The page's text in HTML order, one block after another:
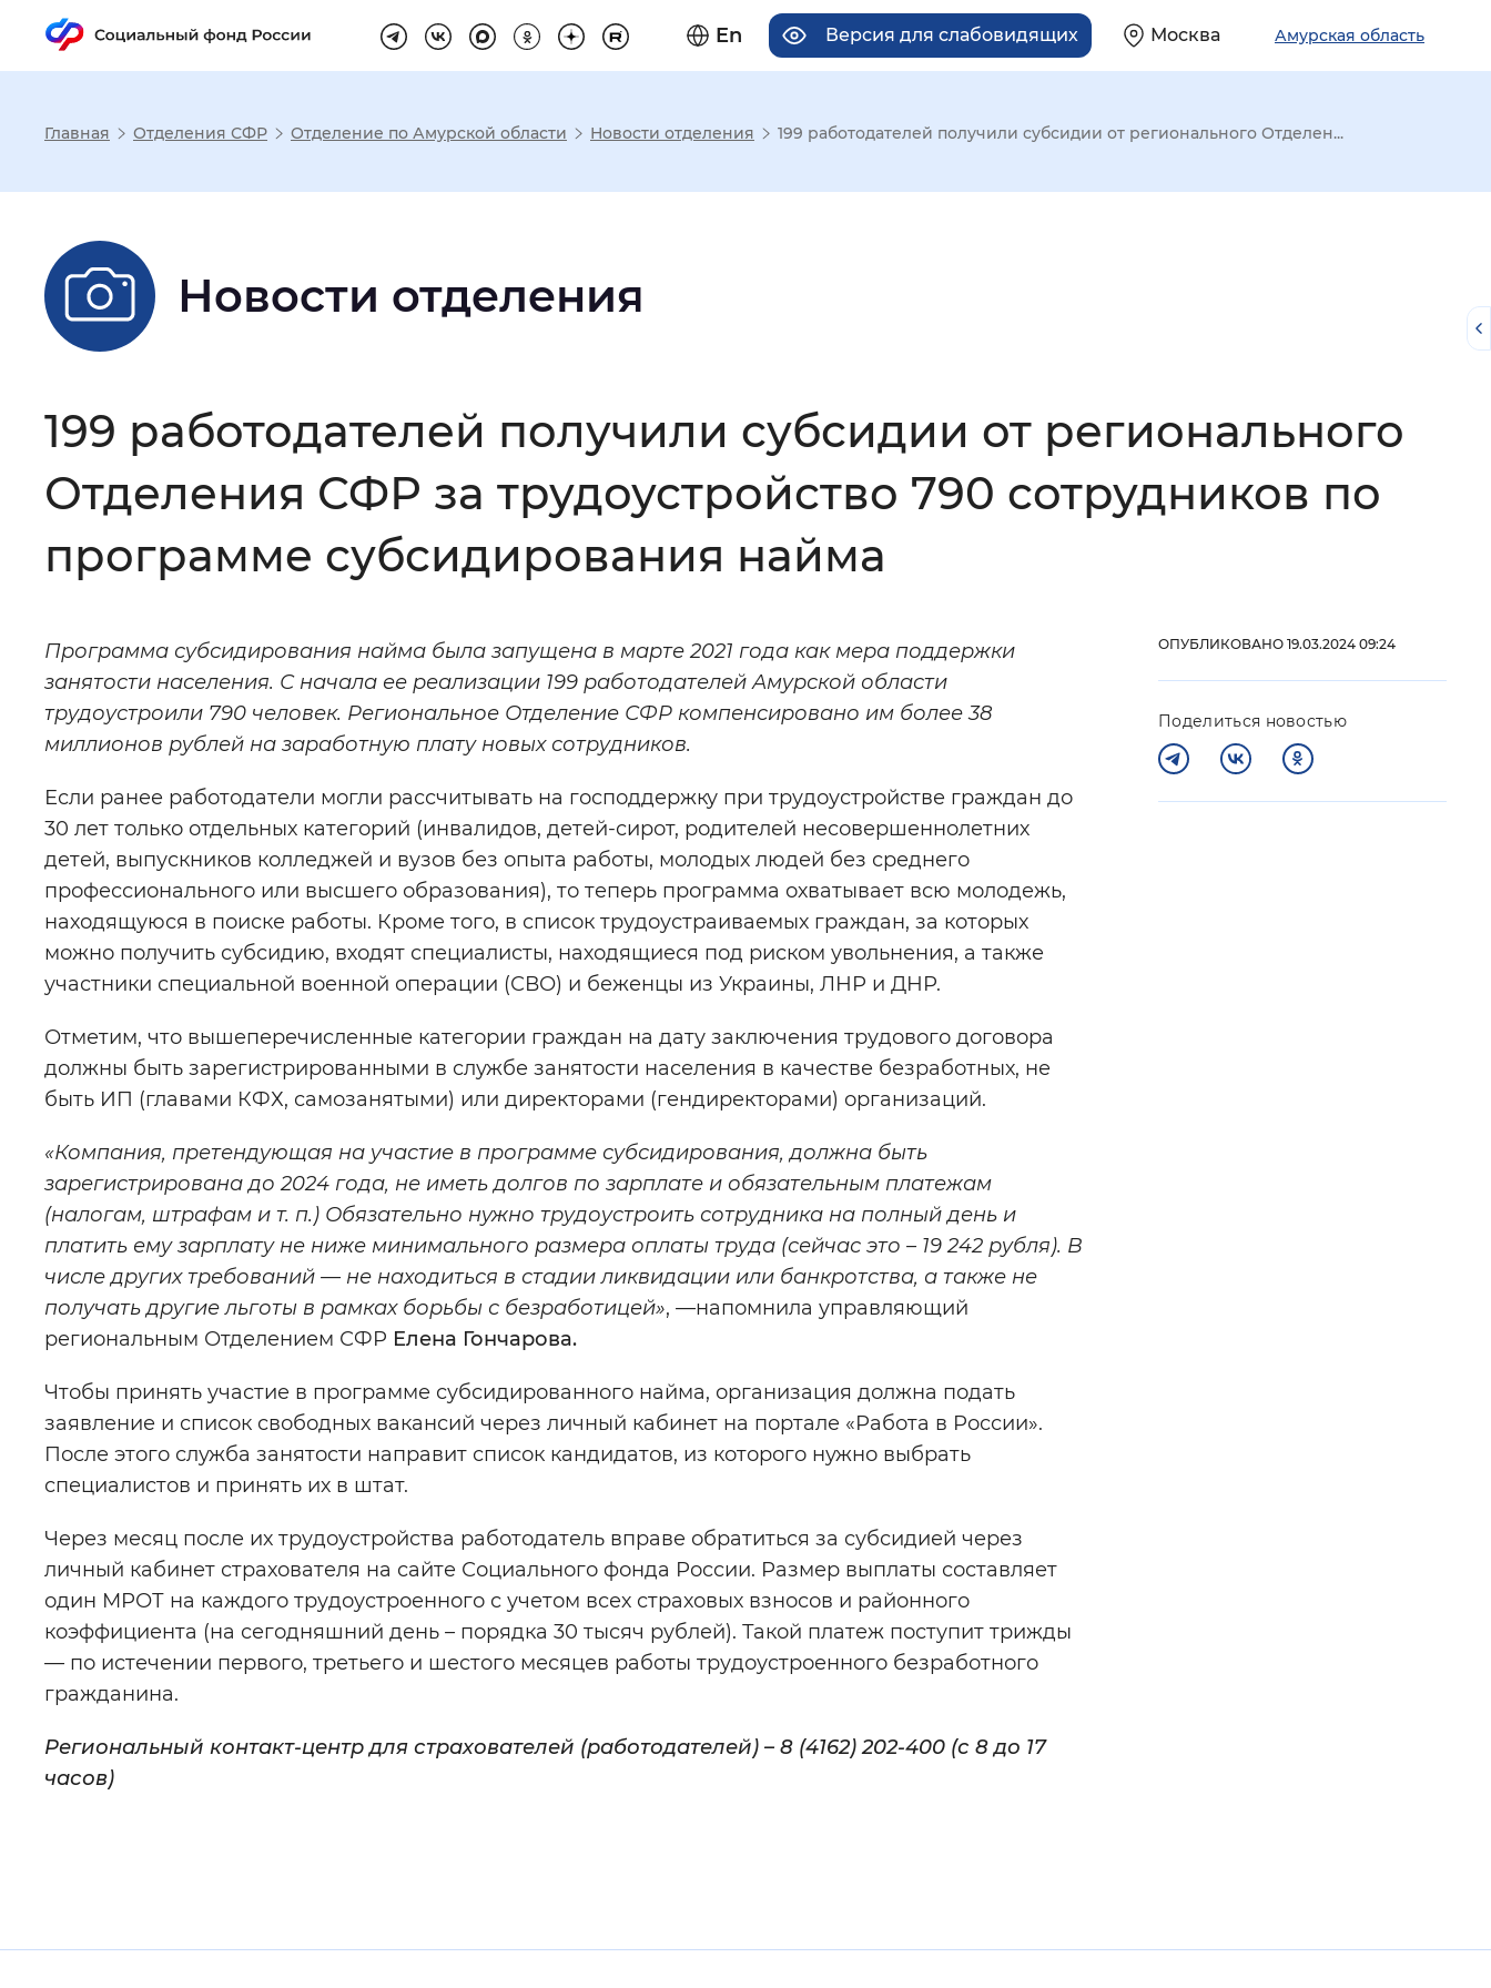
En Версия для слабовидящих Москва Амурская область
Настройка режима отображения
Размер шрифта
Шрифт
Интервал между буквами: Нормальный Увеличенный Большой
Монохромный
Звуковой ассистент: Воспроизвести Остановить Повторить
Вернуть стандартные настройки
Главная Отделения СФР Отделение по Амурской области Новости отделения 199 работодателей получили субсидии от регионального Отделен...
Новости отделения
199 работодателей получили субсидии от регионального
Отделения СФР за трудоустройство 790 сотрудников по
программе субсидирования найма
Программа субсидирования найма была запущена в марте 2021 года как мера поддержки
занятости населения. С начала ее реализации 199 работодателей Амурской области
трудоустроили 790 человек. Региональное Отделение СФР компенсировано им более 38
миллионов рублей на заработную плату новых сотрудников.
Если ранее работодатели могли рассчитывать на господдержку при трудоустройстве граждан до
30 лет только отдельных категорий (инвалидов, детей-сирот, родителей несовершеннолетних
детей, выпускников колледжей и вузов без опыта работы, молодых людей без среднего
профессионального или высшего образования), то теперь программа охватывает всю молодежь,
находящуюся в поиске работы. Кроме того, в список трудоустраиваемых граждан, за которых
можно получить субсидию, входят специалисты, находящиеся под риском увольнения, а также
участники специальной военной операции (СВО) и беженцы из Украины, ЛНР и ДНР.
Отметим, что вышеперечисленные категории граждан на дату заключения трудового договора
должны быть зарегистрированными в службе занятости населения в качестве безработных, не
быть ИП (главами КФХ, самозанятыми) или директорами (гендиректорами) организаций.
«Компания, претендующая на участие в программе субсидирования, должна быть
зарегистрированадо 2024 года, не иметь долгов по зарплате и обязательным платежам
(налогам, штрафам и т. п.) Обязательно нужно трудоустроить сотрудника на полный день и
платить ему зарплату не ниже минимального размера оплаты труда (сейчас это – 19 242 рубля). В
числе других требований — не находиться в стадии ликвидации или банкротства, а также не
получать другие льготы в рамках борьбы с безработицей», —напомнила управляющий
региональным Отделением СФР Елена Гончарова.
Чтобы принять участие в программе субсидированного найма, организация должна подать
заявление и список свободных вакансий через личный кабинет на портале «Работа в России».
После этого служба занятости направит список кандидатов, из которого нужно выбрать
специалистов и принять их в штат.
Через месяц после их трудоустройства работодатель вправе обратиться за субсидией через
личный кабинет страхователя на сайте Социального фонда России. Размер выплаты составляет
один МРОТ на каждого трудоустроенного с учетом всех страховых взносов и районного
коэффициента (на сегодняшний день – порядка 30 тысяч рублей). Такой платеж поступит трижды
— по истечении первого, третьего и шестого месяцев работы трудоустроенного безработного
гражданина.
Региональный контакт-центр для страхователей (работодателей) – 8 (4162) 202-400 (с 8 до 17
часов)
ОПУБЛИКОВАНО 19.03.2024 09:24
Поделиться новостью